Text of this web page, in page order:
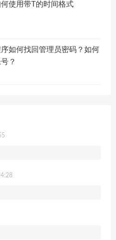
使用带T的时间格式
如何找回管理员密码？如何
？